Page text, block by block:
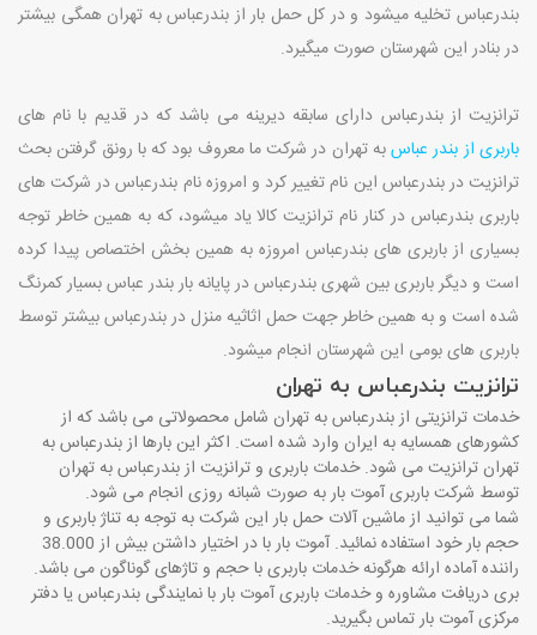
بندرعباس تخلیه میشود و در کل حمل بار از بندرعباس به تهران همگی بیشتر
در بنادر این شهرستان صورت میگیرد.
ترانزیت از بندرعباس دارای سابقه دیرینه می باشد که در قدیم با نام های
باربری از بندر عباسبه تهران در شرکت ما معروف بود که با رونق گرفتن بحث
ترانزیت در بندرعباس این نام تغییر کرد و امروزه نام بندرعباس در شرکت های
باربری بندرعباس در کنار نام ترانزیت کالا یاد میشود، که به همین خاطر توجه
بسیاری از باربری های بندرعباس امروزه به همین بخش اختصاص پیدا کرده
است و دیگر باربری بین شهری بندرعباس در پایانه بار بندر عباس بسیار کمرنگ
شده است و به همین خاطر جهت حمل اثاثیه منزل در بندرعباس بیشتر توسط
باربری های بومی این شهرستان انجام میشود.
ترانزیت بندرعباس به تهران
خدمات ترانزیتی از بندرعباس به تهران شامل محصولاتی می باشد که از
کشورهای همسایه به ایران وارد شده است. اکثر این بارها از بندرعباس به
تهران ترانزیت می شود. خدمات باربری و ترانزیت از بندرعباس به تهران
توسط شرکت باربری آموت بار به صورت شبانه روزی انجام می شود.
شما می توانید از ماشین آلات حمل بار این شرکت به توجه به تناژ باربری و
حجم بار خود استفاده نمائید. آموت بار با در اختیار داشتن بیش از 38.000
راننده آماده ارائه هرگونه خدمات باربری با حجم و تاژهای گوناگون می باشد.
بری دریافت مشاوره و خدمات باربری آموت بار با نمایندگی بندرعباس یا دفتر
مرکزی آموت بار تماس بگیرید.